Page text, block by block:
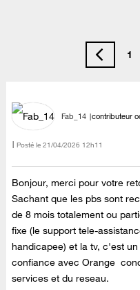
1
Fab_14 contributeur
Posté le ‎21/04/2026 12h11
Bonjour, merci pour votre
Sachant que les pbs sont
de 8 mois totalement ou
fixe (le support tele-
handicapee) et la tv, c'est
confiance avec Orange
services et du reseau.